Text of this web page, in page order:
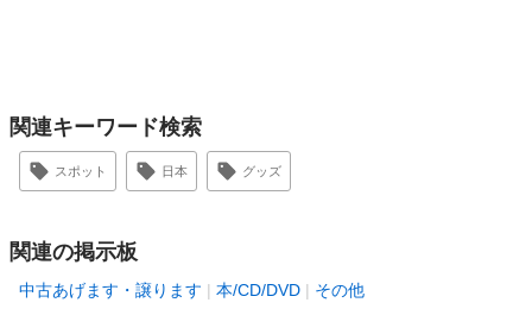
関連キーワード検索
スポット 日本 グッズ
関連の掲示板
中古あげます・譲ります 本/CD/DVD その他